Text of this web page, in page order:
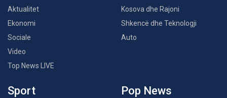
Aktualitet
Ekonomi
Sociale
Video
Top News LIVE
Kosova dhe Rajoni
Shkencë dhe Teknologji
Auto
Sport Pop News